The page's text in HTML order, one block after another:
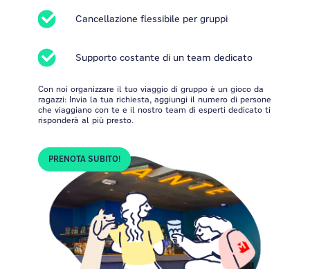
Cancellazione flessibile per gruppi
Supporto costante di un team dedicato
Con noi organizzare il tuo viaggio di gruppo è un gioco da
ragazzi: Invia la tua richiesta, aggiungi il numero di persone
che viaggiano con te e il nostro team di esperti dedicato ti
risponderà al più presto.
PRENOTA SUBITO!